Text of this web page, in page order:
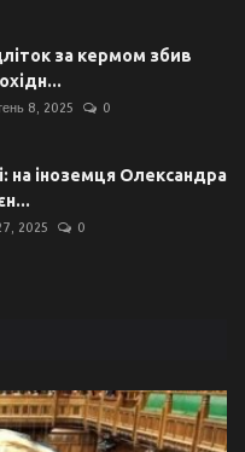
за кермом збив
8, 2025 0
на іноземця Олександра
2025 0